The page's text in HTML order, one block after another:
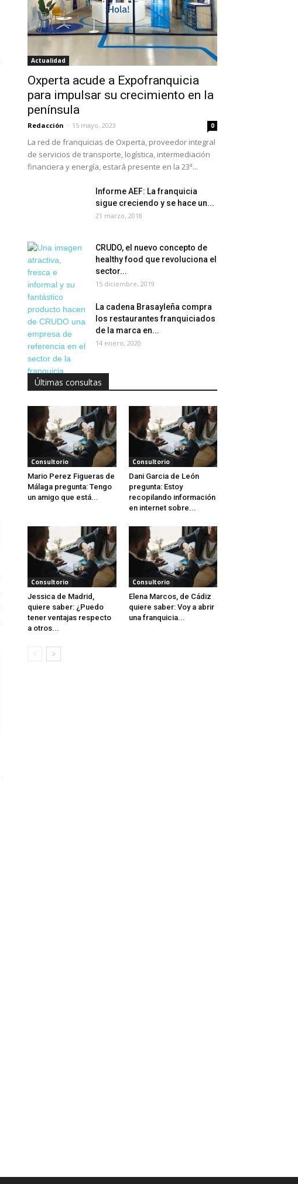
Actualidad
Oxperta acude a Expofranquicia
para impulsar su crecimiento en la
península
Redacción - 15 mayo, 2023 0
La red de franquicias de Oxperta, proveedor integral
de servicios de transporte, logística, intermediación
financiera y energía, estará presente en la 23ª...
Informe AEF: La franquicia
sigue creciendo y se hace un...
21 marzo, 2018
CRUDO, el nuevo concepto de
healthy food que revoluciona el
sector...
15 diciembre, 2019
La cadena Brasayleña compra
los restaurantes franquiciados
de la marca en...
14 enero, 2020
Últimas consultas
Consultorio
Mario Perez Figueras de
Málaga pregunta: Tengo
un amigo que está...
Consultorio
Dani Garcia de León
pregunta: Estoy
recopilando información
en internet sobre...
Consultorio
Jessica de Madrid,
quiere saber: ¿Puedo
tener ventajas respecto
a otros...
Consultorio
Elena Marcos, de Cádiz
quiere saber: Voy a abrir
una franquicia...